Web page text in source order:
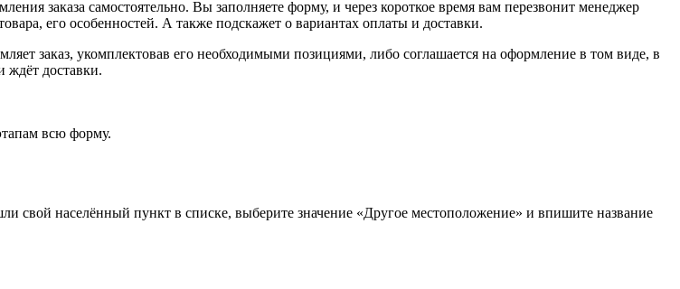
заказа самостоятельно. Вы заполняете форму, и через короткое время вам перезвонит менеджер
его особенностей. А также подскажет о вариантах оплаты и доставки.
заказ, укомплектовав его необходимыми позициями, либо соглашается на оформление в том виде, в
ждёт доставки.
всю форму.
свой населённый пункт в списке, выберите значение «Другое местоположение» и впишите название